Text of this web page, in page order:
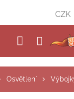
obsah
CZK
Osvětlení